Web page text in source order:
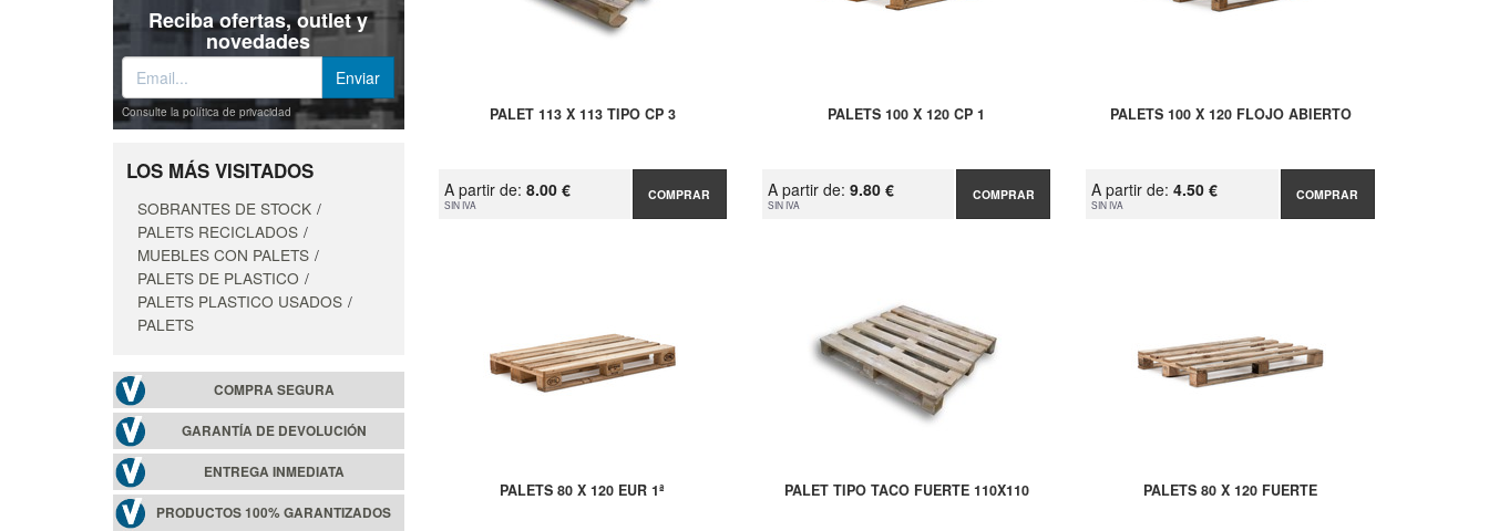
Reciba ofertas, outlet y
novedades
Consulte la política de privacidad
LOS MÁS VISITADOS
SOBRANTES DE STOCK
PALETS RECICLADOS
MUEBLES CON PALETS
PALETS DE PLASTICO
PALETS PLASTICO USADOS
PALETS
COMPRA SEGURA
GARANTÍA DE DEVOLUCIÓN
ENTREGA INMEDIATA
PRODUCTOS 100% GARANTIZADOS
PALET 113 X 113 TIPO CP 3
A partir de: 8.00 €
SIN IVA
COMPRAR
PALETS 100 X 120 CP 1
A partir de: 9.80 €
SIN IVA
COMPRAR
PALETS 100 X 120 FLOJO ABIERTO
A partir de:4.50 €
SIN IVA
COMPRAR
PALETS 80 X 120 EUR 1ª PALET TIPO TACO FUERTE 110X110 PALETS 80 X 120 FUERTE